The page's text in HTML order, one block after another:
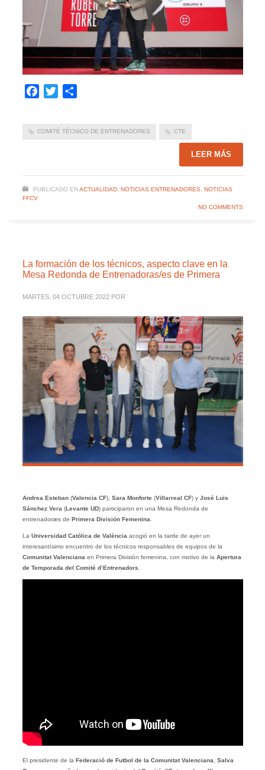
Facebook
Twitter
COMITÉ TÉCNICO DE ENTRENADORES CTE
LEER MÁS
PUBLICADO EN ACTUALIDAD, NOTICIAS ENTRENADORES, NOTICIAS
FFCV
NO COMMENTS
La formación de los técnicos, aspecto clave en la
Mesa Redonda de Entrenadoras/es de Primera
MARTES, 04 OCTUBRE 2022 POR
Andrea Esteban (Valencia CF), Sara Monforte(Villarreal CF) y José Luis
Sánchez Vera(Levante UD) participaron en una Mesa Redonda de
entrenadoræs de Primera División Femenina.
La Universidad Católica de Valènciaacogió en la tarde de ayer un
interesantísimo encuentro de los técnicos responsables de equipos de la
Comunitat Valenciana en Primera División femenina, con motivo de la Apertura
de Temporada del Comité d’Entrenadors.
El presidente de la Federació de Futbol de la Comunitat Valenciana, Salva